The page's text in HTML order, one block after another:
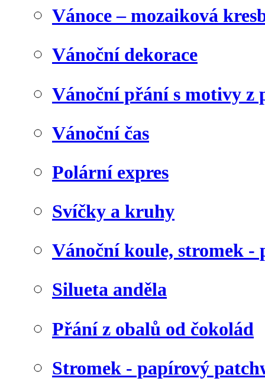
Vánoce – mozaiková
Vánoční dekorace
Vánoční přání s motivy z
Vánoční čas
Polární expres
Svíčky a kruhy
Vánoční koule, stromek -
Silueta anděla
Přání z obalů od čokolád
Stromek - papírový